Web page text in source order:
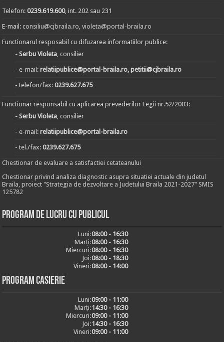
Telefon:0239.619.600, int. 202 sau 231
E-mail:consiliu@cjbraila.ro,violeta@portal-braila.ro
Functionarul resposabil cu difuzarea informatiilor publice:
- Serbu Violeta, consilier
- e-mail:relatiipublice@portal-braila.ro, petitii@cjbraila.ro
- telefon/fax:0239.627.675
Functionar responsabil cu aplicarea prevederilor Legii nr.52/2003:
- Serbu Violeta, consilier
- e-mail:relatiipublice@portal-braila.ro
- tel./fax:0239.627.675
Chestionar de evaluare a satisfactiei cetateanului
Chestionar privind analiza diagnostic asupra situatiei actuale din judetul
Braila, proiect "Strategia de dezvoltare a Judetului Braila 2021-2027" SMIS
125782
Program de lucru cu publicul
Luni:08:00 - 16:30
Marți:08:00 - 16:30
Miercuri:08:00 - 16:30
Joi:08:00 - 18:30
Vineri:08:00 - 14:00
Program casierie
Luni:09:00 - 11:00
Marți:14:30 - 16:30
Miercuri:09:00 - 11:00
Joi:14:30 - 16:30
Vineri:09:00 - 11:00